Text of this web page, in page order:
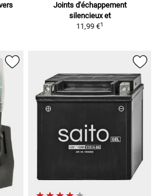
Joints d'échappement
silencieux et
11,99 €1